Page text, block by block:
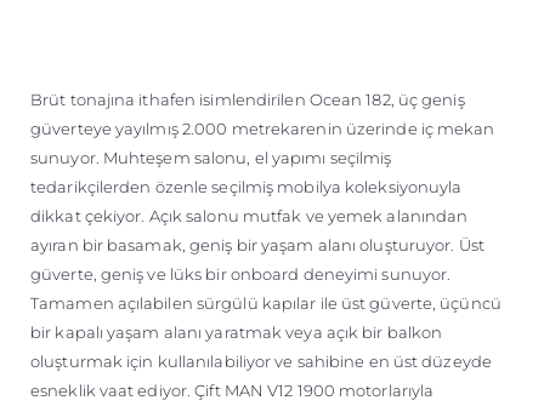
Brüt tonajına ithafen isimlendirilen Ocean 182, üç geniş
güverteye yayılmış 2.000 metrekarenin üzerinde iç mekan
sunuyor. Muhteşem salonu, el yapımı seçilmiş
tedarikçilerden özenle seçilmiş mobilya koleksiyonuyla
dikkat çekiyor. Açık salonu mutfak ve yemek alanından
ayıran bir basamak, geniş bir yaşam alanı oluşturuyor. Üst
güverte, geniş ve lüks bir onboard deneyimi sunuyor.
Tamamen açılabilen sürgülü kapılar ile üst güverte, üçüncü
bir kapalı yaşam alanı yaratmak veya açık bir balkon
oluşturmak için kullanılabiliyor ve sahibine en üst düzeyde
esneklik vaat ediyor. Çift MAN V12 1900 motorlarıyla